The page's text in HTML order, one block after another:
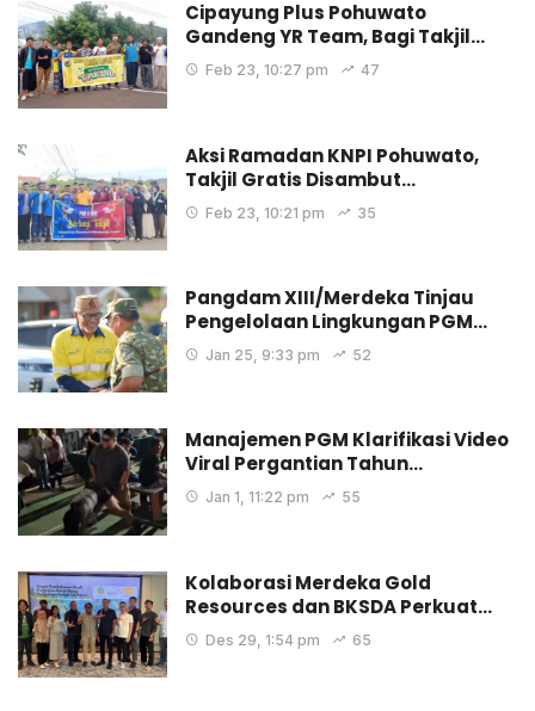
Cipayung Plus Pohuwato
Gandeng YR Team, Bagi Takjil…
Feb 23, 10:27 pm 47
Aksi Ramadan KNPI Pohuwato,
Takjil Gratis Disambut…
Feb 23, 10:21 pm 35
Pangdam XIII/Merdeka Tinjau
Pengelolaan Lingkungan PGM…
Jan 25, 9:33 pm 52
Manajemen PGM Klarifikasi Video
Viral Pergantian Tahun…
Jan 1, 11:22 pm 55
Kolaborasi Merdeka Gold
Resources dan BKSDA Perkuat…
Des 29, 1:54 pm 65